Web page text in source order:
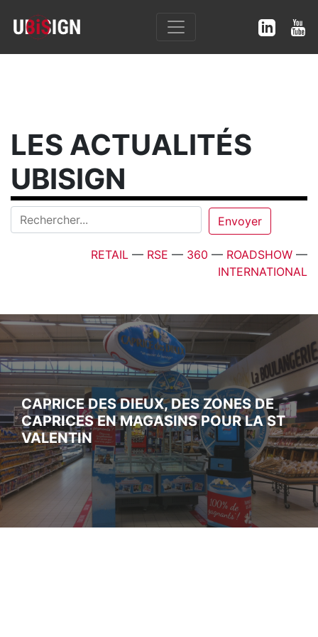
LES ACTUALITÉS
UBISIGN
RETAIL — RSE — 360 — ROADSHOW —
INTERNATIONAL
CAPRICE DES DIEUX, DES ZONES DE
CAPRICES EN MAGASINS POUR LA ST
VALENTIN